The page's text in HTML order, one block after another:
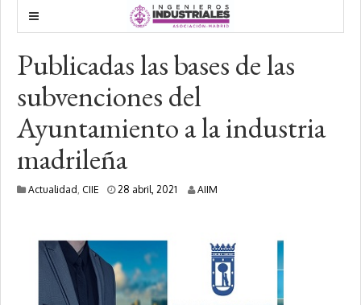
Publicadas las bases de las
subvenciones del
Ayuntamiento a la industria
madrileña
Actualidad , CIIE 28 abril, 2021 AIIM